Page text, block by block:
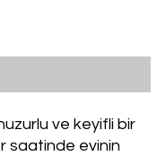
ve keyifli bir
saatinde evinin